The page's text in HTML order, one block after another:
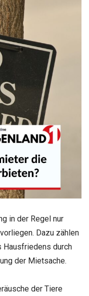
in der Regel nur
Dazu zählen
Hausfriedens durch
der Mietsache.
der Tiere